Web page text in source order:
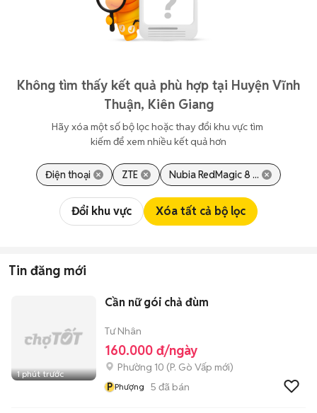
Không tìm thấy kết quả phù hợp tại Huyện Vĩnh
Thuận, Kiên Giang
Hãy xóa một số bộ lọc hoặc thay đổi khu vực tìm
kiếm để xem nhiều kết quả hơn
Điện thoại ZTE Nubia RedMagic 8 ...
Đổi khu vực Xóa tất cả bộ lọc
Tin đăng mới
1 phút trước
Cần nữ gói chả đùm
Tư Nhân
160.000 đ/ngày
Phường 10 (P. Gò Vấp mới)
P Phượng 5 đã bán